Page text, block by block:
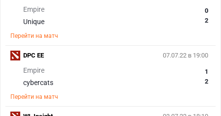
Empire
Unique
0
2
Перейти на матч
07.07.22 в 19:00
Empire
cybercats
1
2
Перейти на матч
DPC EE